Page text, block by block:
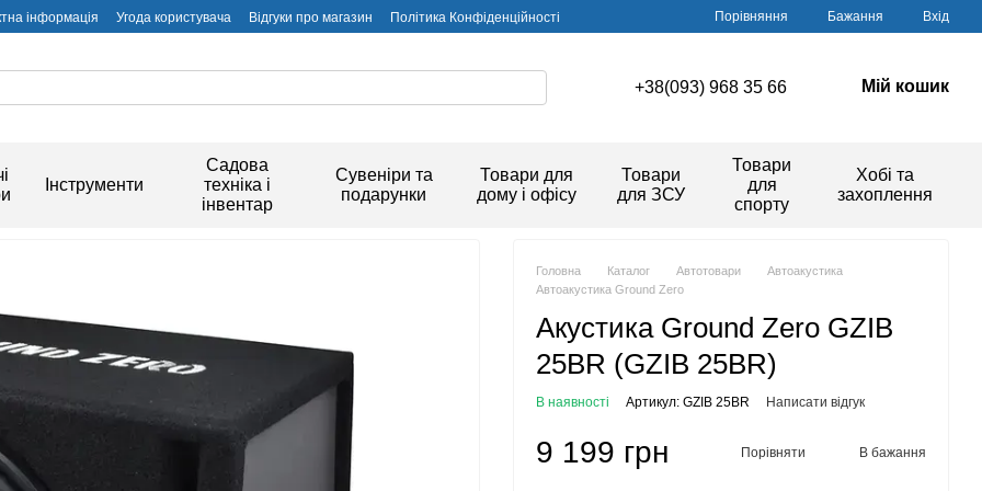
інформація Угода користувача Відгуки про магазин Політика Конфіденційності Порівняння Бажання Вхід
+38(093) 968 35 66 Мій кошик
Інструменти
Садова
техніка і
інвентар
Сувеніри та
подарунки
Товари для
дому і офісу
Товари
для ЗСУ
Товари
для
спорту
Хобі та
захоплення
Головна Каталог Автотовари
Автоакустика
Автоакустика Ground Zero
Акустика Ground Zero GZIB
25BR (GZIB 25BR)
В наявності Артикул: GZIB 25BR Написати відгук
9 199 грн Порівняти В бажання